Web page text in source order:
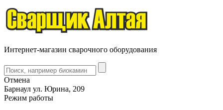
Интернет-магазин сварочного оборудования
Отмена
Барнаул ул. Юрина, 209
Режим работы